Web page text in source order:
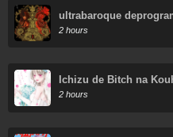
ultrabaroque
2 hours
Ichizu de Bitch na
2 hours